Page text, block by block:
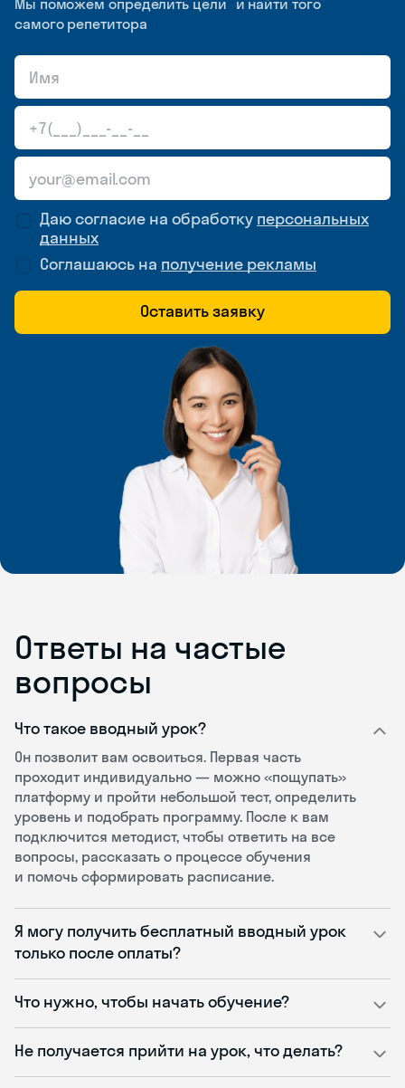
Мы поможем определить цели и найти того
самого репетитора
Даю согласие на обработку персональных
данных
Соглашаюсь на получение рекламы
Оставить заявку
Ответы на частые
вопросы
Что такое вводный урок?
Он позволит вам освоиться. Первая часть
проходит индивидуально — можно «пощупать»
платформу и пройти небольшой тест, определить
уровень и подобрать программу. После к вам
подключится методист, чтобы ответить на все
вопросы, рассказать о процессе обучения
и помочь сформировать расписание.
Я могу получить бесплатный вводный урок
только после оплаты?
Что нужно, чтобы начать обучение?
Не получается прийти на урок, что делать?